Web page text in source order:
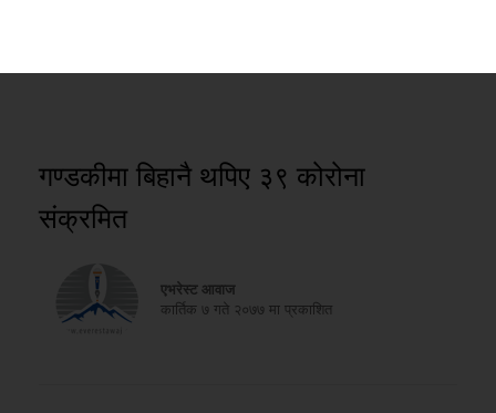
गण्डकीमा बिहानै थपिए ३९ कोरोना
संक्रमित
एभरेस्ट आवाज
कार्तिक ७ गते २०७७ मा प्रकाशित